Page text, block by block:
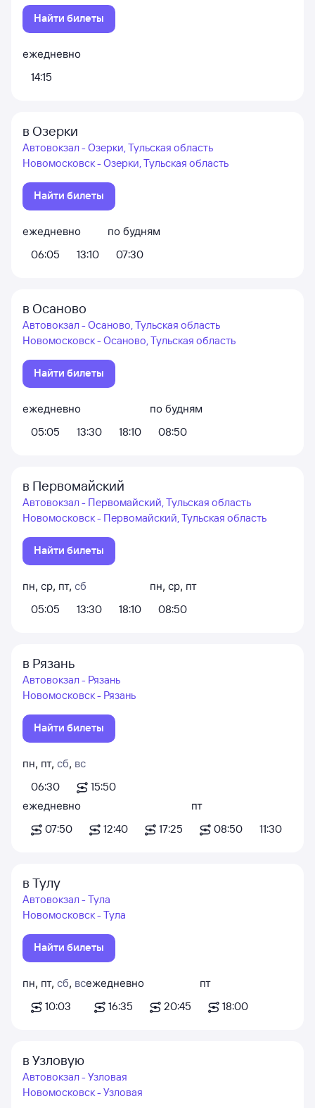
Найти билеты
ежедневно
14:15
в Озерки
Автовокзал - Озерки, Тульская область
Новомосковск - Озерки, Тульская область
Найти билеты
ежедневно
06:05
13:10
по будням
07:30
в Осаново
Автовокзал - Осаново, Тульская область
Новомосковск - Осаново, Тульская область
Найти билеты
ежедневно
05:05
13:30 18:10
по будням
08:50
в Первомайский
Автовокзал - Первомайский, Тульская область
Новомосковск - Первомайский, Тульская область
Найти билеты
пн, ср, пт, сб
05:05
13:30 18:10
пн, ср, пт
08:50
в Рязань
Автовокзал - Рязань
Новомосковск - Рязань
Найти билеты
пн, пт, сб, вс
06:30
15:50
ежедневно
07:50
12:40 17:25
пт
08:50
11:30
в Тулу
Автовокзал - Тула
Новомосковск - Тула
Найти билеты
пн, пт, сб, вс
10:03
ежедневно
16:35
20:45
пт
18:00
в Узловую
Автовокзал - Узловая
Новомосковск - Узловая